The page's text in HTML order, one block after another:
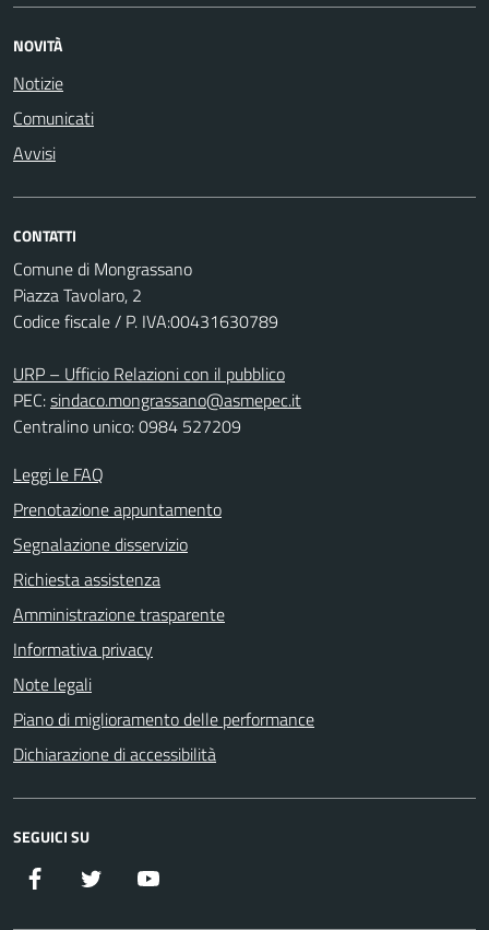
NOVITÀ
Notizie
Comunicati
Avvisi
CONTATTI
Comune di Mongrassano
Piazza Tavolaro, 2
Codice fiscale / P. IVA:00431630789
URP – Ufficio Relazioni con il pubblico
PEC:sindaco.mongrassano@asmepec.it
Centralino unico: 0984 527209
Leggi le FAQ
Prenotazione appuntamento
Segnalazione disservizio
Richiesta assistenza
Amministrazione trasparente
Informativa privacy
Note legali
Piano di miglioramento delle performance
Dichiarazione di accessibilità
SEGUICI SU
Facebook Twitter